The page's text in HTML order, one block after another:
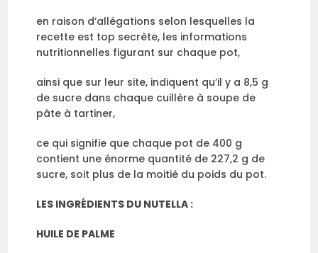
en raison d’allégations selon lesquelles la
recette est top secrète, les informations
nutritionnelles figurant sur chaque pot,
ainsi que sur leur site, indiquent qu’il y a 8,5 g
de sucre dans chaque cuillère à soupe de
pâte à tartiner,
ce qui signifie que chaque pot de 400 g
contient une énorme quantité de 227,2 g de
sucre, soit plus de la moitié du poids du pot.
LES INGRÉDIENTS DU NUTELLA :
HUILE DE PALME